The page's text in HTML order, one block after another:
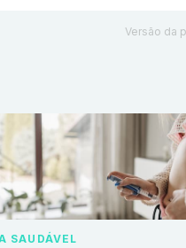
Versão da
SAUDÁVEL